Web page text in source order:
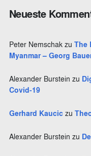
n
Neueste
Peter Nemschak zu The
Myanmar – Georg
Alexander Burstein zu
Covid-19
Gerhard Kaucic zu
Alexander Burstein zu